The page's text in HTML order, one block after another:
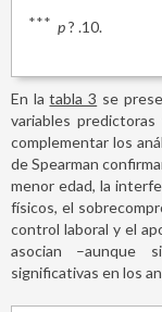
*** p? .10.
En latabla 3 se
variables
complementar los
de Spearman
menor edad, la
físicos, el
control laboral y el
asocian –aunque
significativas en los